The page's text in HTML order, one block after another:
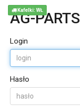
AG-PARTS
Login
Hasło
Kafelki: WŁ